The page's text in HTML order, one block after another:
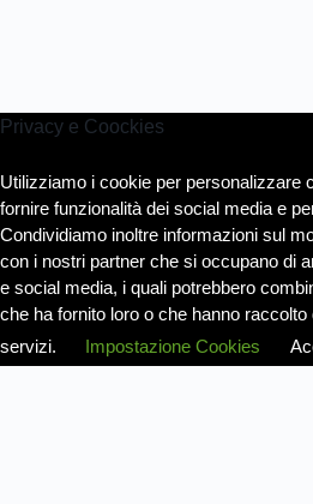
Privacy e Coockies
Utilizziamo i cookie per personalizzare
fornire funzionalità dei social media e
Condividiamo inoltre informazioni sul
con i nostri partner che si occupano di
e social media, i quali potrebbero
che ha fornito loro o che hanno
servizi.
Impostazione Cookies